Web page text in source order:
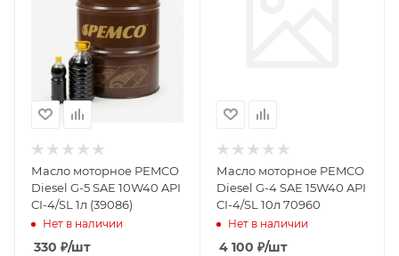
Масло моторное PEMCO
Diesel G-5 SAE 10W40 API
CI-4/SL 1л (39086)
Нет в наличии
330 ₽/шт
Масло моторное PEMCO
Diesel G-4 SAE 15W40 API
CI-4/SL 10л 70960
Нет в наличии
4 100 ₽/шт